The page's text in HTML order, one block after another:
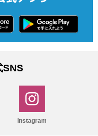
SNS
Instagram